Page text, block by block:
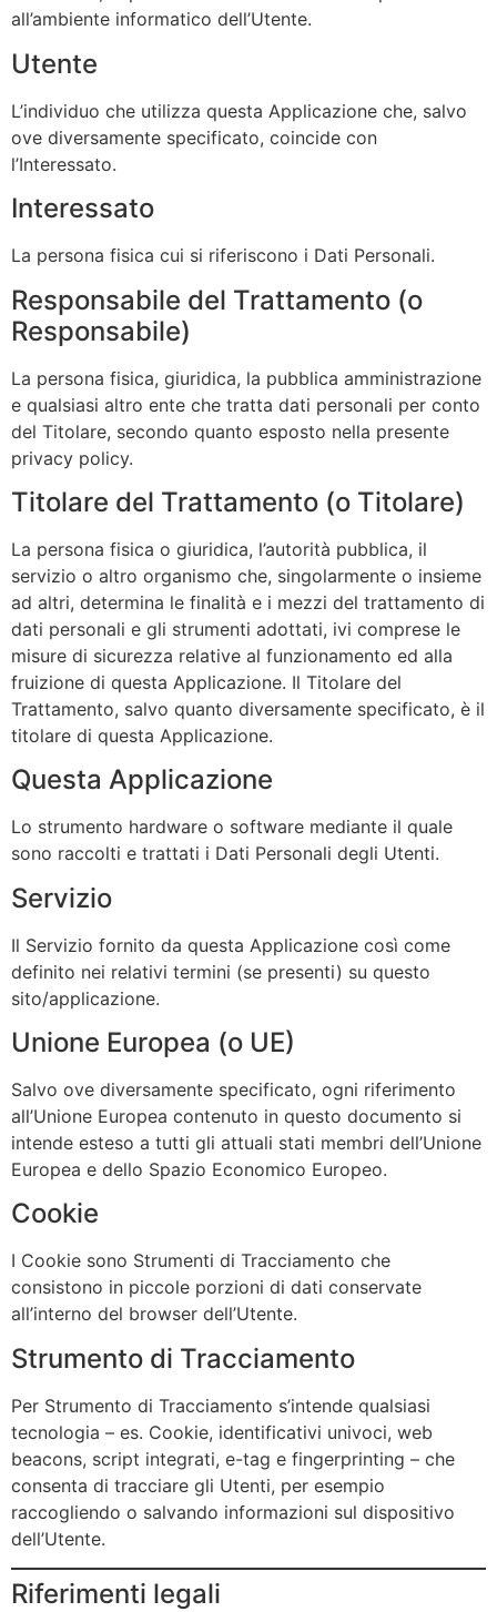
all’ambiente informatico dell’Utente.
Utente
L’individuo che utilizza questa Applicazione che, salvo
ove diversamente specificato, coincide con
l’Interessato.
Interessato
La persona fisica cui si riferiscono i Dati Personali.
Responsabile del Trattamento (o
Responsabile)
La persona fisica, giuridica, la pubblica amministrazione
e qualsiasi altro ente che tratta dati personali per conto
del Titolare, secondo quanto esposto nella presente
privacy policy.
Titolare del Trattamento (o Titolare)
La persona fisica o giuridica, l’autorità pubblica, il
servizio o altro organismo che, singolarmente o insieme
ad altri, determina le finalità e i mezzi del trattamento di
dati personali e gli strumenti adottati, ivi comprese le
misure di sicurezza relative al funzionamento ed alla
fruizione di questa Applicazione. Il Titolare del
Trattamento, salvo quanto diversamente specificato, è il
titolare di questa Applicazione.
Questa Applicazione
Lo strumento hardware o software mediante il quale
sono raccolti e trattati i Dati Personali degli Utenti.
Servizio
Il Servizio fornito da questa Applicazione così come
definito nei relativi termini (se presenti) su questo
sito/applicazione.
Unione Europea (o UE)
Salvo ove diversamente specificato, ogni riferimento
all’Unione Europea contenuto in questo documento si
intende esteso a tutti gli attuali stati membri dell’Unione
Europea e dello Spazio Economico Europeo.
Cookie
I Cookie sono Strumenti di Tracciamento che
consistono in piccole porzioni di dati conservate
all’interno del browser dell’Utente.
Strumento di Tracciamento
Per Strumento di Tracciamento s’intende qualsiasi
tecnologia – es. Cookie, identificativi univoci, web
beacons, script integrati, e-tag e fingerprinting – che
consenta di tracciare gli Utenti, per esempio
raccogliendo o salvando informazioni sul dispositivo
dell’Utente.
Riferimenti legali